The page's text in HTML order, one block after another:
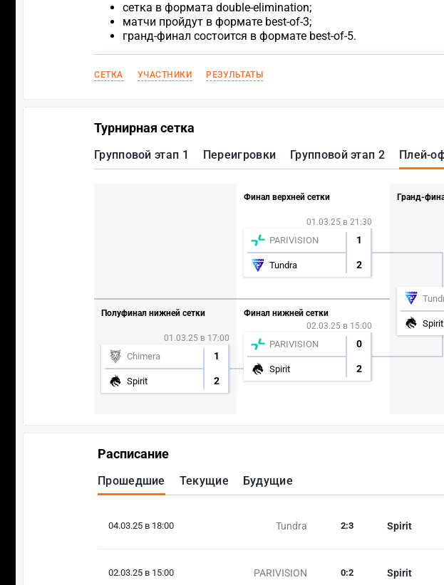
сетка в формата double-elimination;
матчи пройдут в формате best-of-3;
гранд-финал состоится в формате best-of-5.
СЕТКА УЧАСТНИКИ РЕЗУЛЬТАТЫ
Турнирная сетка
Групповой этап 1 Переигровки Групповой этап 2 Плей-
Финал верхней сетки
01.03.25 в 21:30
PARIVISION 1
Tundra 2
Полуфинал нижней сетки
01.03.25 в 17:00
Chimera 1
Spirit 2
Финал нижней сетки
02.03.25 в 15:00
PARIVISION 0
Spirit 2
Гранд-
Spirit
Расписание
Прошедшие Текущие Будущие
04.03.25 в 18:00 Tundra Spirit
2:3
02.03.25 в 15:00 PARIVISION Spirit
0:2